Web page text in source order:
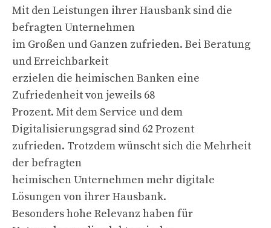
Mit den Leistungen ihrer Hausbank sind die
befragten Unternehmen
im Großen und Ganzen zufrieden. Bei Beratung
und Erreichbarkeit
erzielen die heimischen Banken eine
Zufriedenheit von jeweils 68
Prozent. Mit dem Service und dem
Digitalisierungsgrad sind 62 Prozent
zufrieden. Trotzdem wünscht sich die Mehrheit
der befragten
heimischen Unternehmen mehr digitale
Lösungen von ihrer Hausbank.
Besonders hohe Relevanz haben für